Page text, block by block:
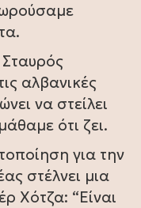
αλβανικές
να στείλει
ότι ζει.
για την
στέλνει μια
Χότζα: “Είναι